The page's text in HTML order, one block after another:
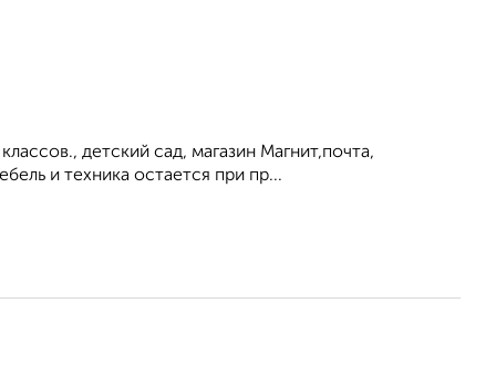
детский сад, магазин Магнит,почта,
и техника остается при пр...